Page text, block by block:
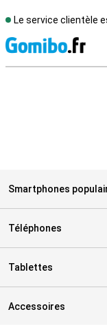
Le service clientèle
Smartphones
Téléphones
Tablettes
Accessoires